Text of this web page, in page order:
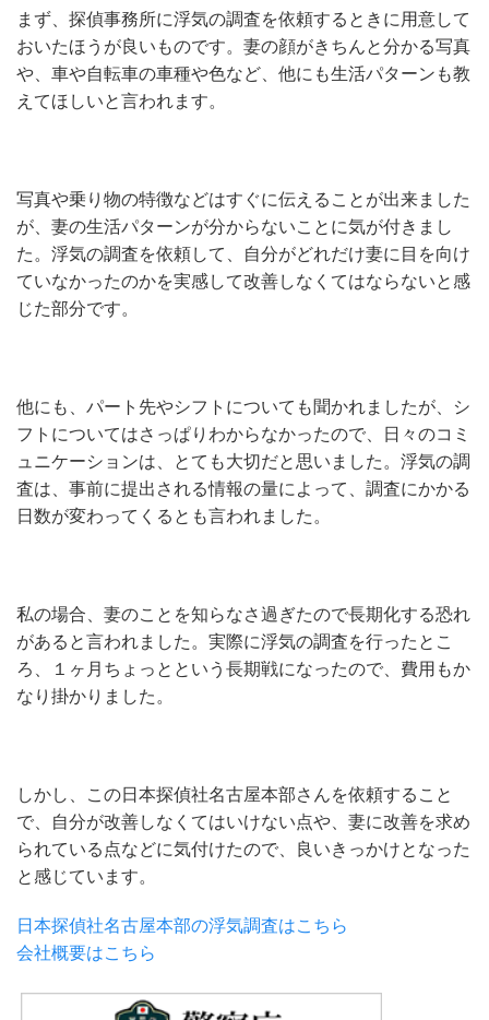
まず、探偵事務所に浮気の調査を依頼するときに用意して
おいたほうが良いものです。妻の顔がきちんと分かる写真
や、車や自転車の車種や色など、他にも生活パターンも教
えてほしいと言われます。
写真や乗り物の特徴などはすぐに伝えることが出来ました
が、妻の生活パターンが分からないことに気が付きまし
た。浮気の調査を依頼して、自分がどれだけ妻に目を向け
ていなかったのかを実感して改善しなくてはならないと感
じた部分です。
他にも、パート先やシフトについても聞かれましたが、シ
フトについてはさっぱりわからなかったので、日々のコミ
ュニケーションは、とても大切だと思いました。浮気の調
査は、事前に提出される情報の量によって、調査にかかる
日数が変わってくるとも言われました。
私の場合、妻のことを知らなさ過ぎたので長期化する恐れ
があると言われました。実際に浮気の調査を行ったとこ
ろ、１ヶ月ちょっとという長期戦になったので、費用もか
なり掛かりました。
しかし、この日本探偵社名古屋本部さんを依頼すること
で、自分が改善しなくてはいけない点や、妻に改善を求め
られている点などに気付けたので、良いきっかけとなった
と感じています。
日本探偵社名古屋本部の浮気調査はこちら
会社概要はこちら